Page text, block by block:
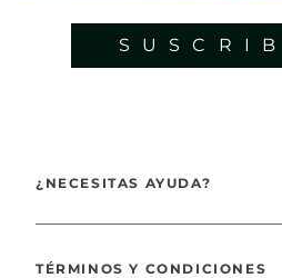
¿NECESITAS AYUDA?
TÉRMINOS Y CONDICIONES